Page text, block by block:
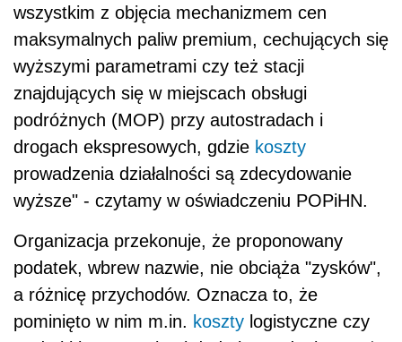
wszystkim z objęcia mechanizmem cen
maksymalnych paliw premium, cechujących się
wyższymi parametrami czy też stacji
znajdujących się w miejscach obsługi
podróżnych (MOP) przy autostradach i
drogach ekspresowych, gdzie koszty
prowadzenia działalności są zdecydowanie
wyższe" - czytamy w oświadczeniu POPiHN.
Organizacja przekonuje, że proponowany
podatek, wbrew nazwie, nie obciąża "zysków",
a różnicę przychodów. Oznacza to, że
pominięto w nim m.in. koszty logistyczne czy